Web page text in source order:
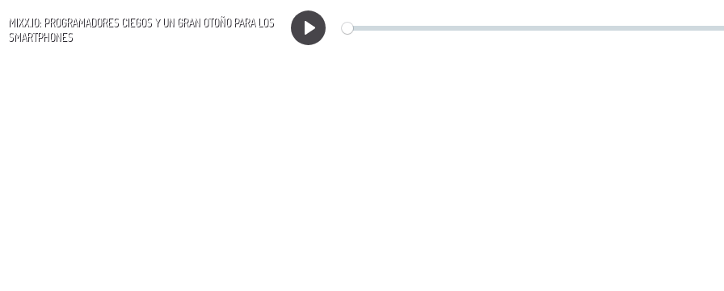
MIXX.IO: PROGRAMADORES CIEGOS Y UN GRAN OTOÑO PARA LOS
SMARTPHONES
Play